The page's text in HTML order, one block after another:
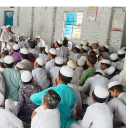
اساتذہ نے اپنے خلاف غیر ضروری
کارروائی کی کوششوں کا الزام
کیا کہ یہ مہم صرف مصدقہ
ریکارڈ کی بنیاد پر چلائی جائے
ایشن نے دوٹوک انداز میں کہا کہ
اظہار اور آئینی حقوق کے تحفظ
رہے گی اور ضرورت پڑنے پر
وسیع پیمانے پر تحریک بھی چلائے